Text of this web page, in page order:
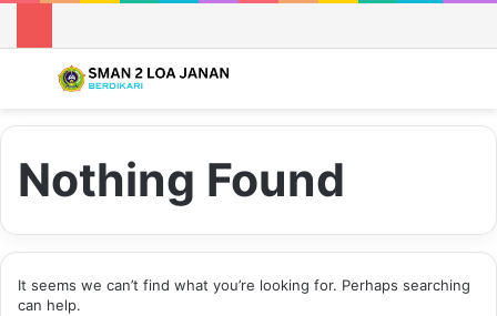
Menu
Nothing Found
It seems we can’t find what you’re looking for. Perhaps searching
can help.